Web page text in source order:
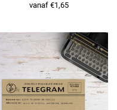
vanaf €1,65